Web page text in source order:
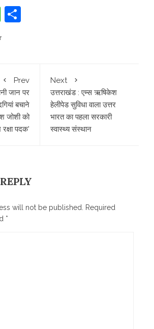
WhatsApp
Prev
जान पर
बचाने
जोशी को
पदक’
Next
उत्तराखंड : एम्स ऋषिकेश
हेलीपेड सुविधा वाला उत्तर
भारत का पहला सरकारी
स्वास्थ्य संस्थान
will not be published.
Required
*